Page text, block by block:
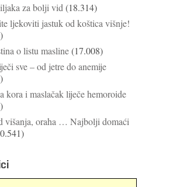
za bolji vid (18.314)
ljekoviti jastuk od koštica višnje!
o listu masline(17.008)
sve – od jetre do anemije
kora i maslačak liječe hemoroide
višanja, oraha … Najbolji domaći